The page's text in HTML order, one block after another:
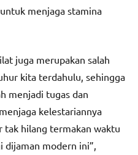
menjaga stamina
juga merupakan salah
kita terdahulu, sehingga
menjadi tugas dan
kelestariannya
tak hilang termakan waktu
modern ini”,